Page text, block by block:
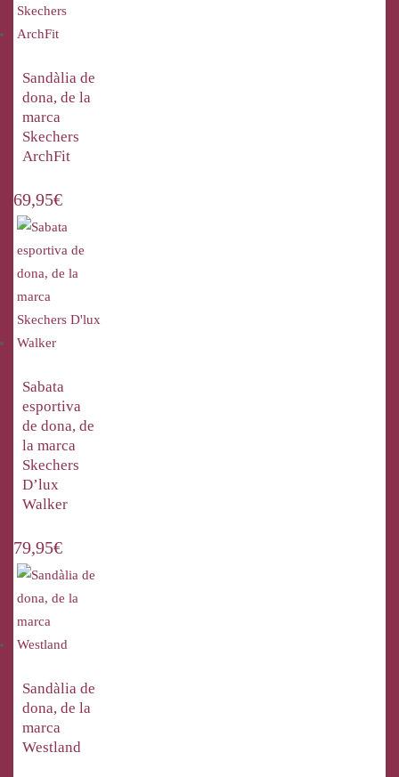
Sandàlia de
dona, de la
marca
Skechers
ArchFit
69,95€
Sabata
esportiva
de dona, de
la marca
Skechers
D’lux
Walker
79,95€
Sandàlia de
dona, de la
marca
Westland